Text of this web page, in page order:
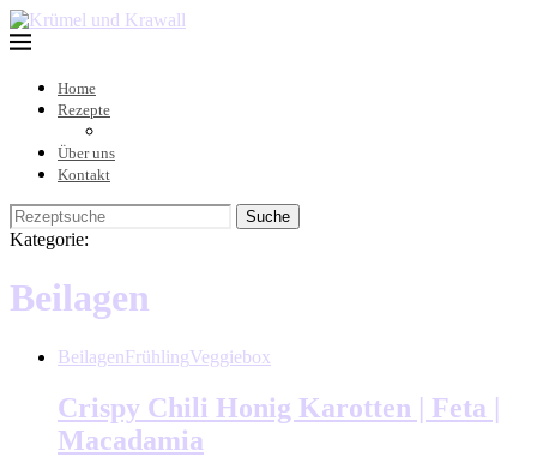
Home
Rezepte
Über uns
Kontakt
Suche
Kategorie:
Beilagen
BeilagenFrühlingVeggiebox
Crispy Chili Honig Karotten | Feta |
Macadamia